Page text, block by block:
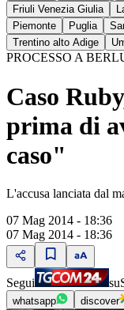
Friuli Venezia Giulia
Piemonte
Puglia
Trentino alto Adige
PROCESSO A
Caso
prima di
caso"
L'accusa lanciata dal
07 Mag 2014 - 18:36
07 Mag 2014 - 18:36
Segui su
whatsapp discover